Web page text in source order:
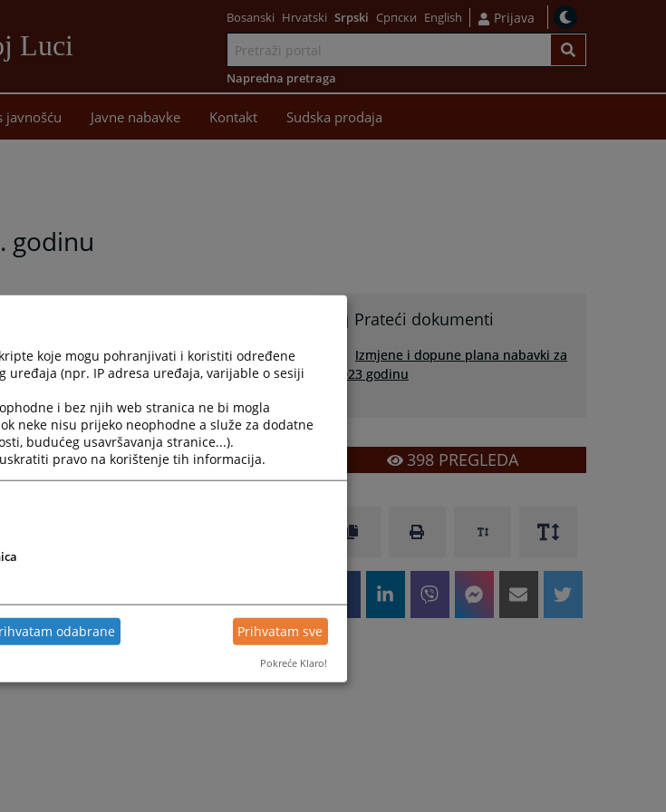
Luci
sadržaj
Bosanski Hrvatski Srpski Српски English Prijava
Napredna pretraga
javnošću Javne nabavke Kontakt Sudska prodaja
godinu
Prateći dokumenti
Izmjene i dopune plana nabavki za
2023 godinu
398PREGLEDA
koje mogu pohranjivati i koristiti određene
uređaja (npr. IP adresa uređaja, varijable o sesiji
i bez njih web stranica ne bi mogla
neke nisu prijeko neophodne a služe za dodatne
budućeg usavršavanja stranice...).
pravo na korištenje tih informacija.
odabrane Prihvatam sve
Pokreće Klaro!